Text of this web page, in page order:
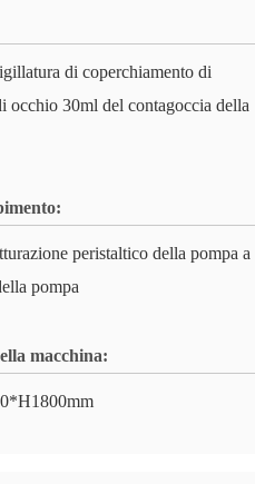
di coperchiamento di
occhio 30ml del contagoccia della
peristaltico della pompa a
pompa
macchina: